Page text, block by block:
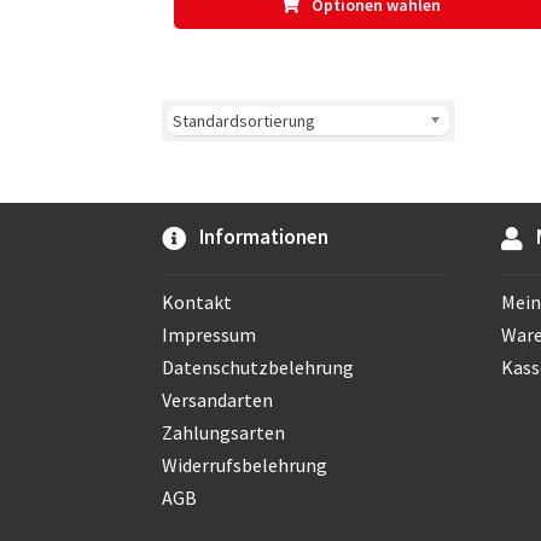
Optionen wählen
Informationen
Kontakt
Impressum
Datenschutzbelehrung
Versandarten
Zahlungsarten
Widerrufsbelehrung
AGB